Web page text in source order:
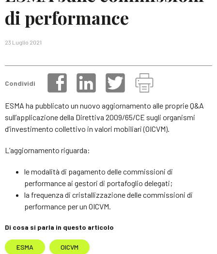
di performance
23 Luglio 2021
Condividi
ESMA ha pubblicato un nuovo aggiornamento alle proprie Q&A
sull’applicazione della Direttiva 2009/65/CE sugli organismi
d’investimento collettivo in valori mobiliari (OICVM).
L’aggiornamento riguarda:
le modalità di pagamento delle commissioni di
performance ai gestori di portafoglio delegati;
la frequenza di cristallizzazione delle commissioni di
performance per un OICVM.
Di cosa si parla in questo articolo
ESMA OICVM